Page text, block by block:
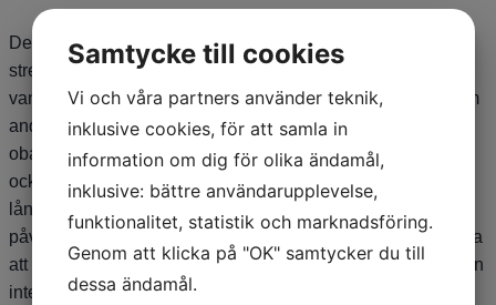
Det är inte helt lätt att ge ett enkelt svar på varför man är
stresskänslig, det viktigaste är att veta att detta är ett mycket
vanligt symtom vid Parkinson. Troligen beror det, precis som
andra parkinsonsymtom, på dopaminbrist, men också på
obalans hos andra signalämnen i hjärnan. Sedan kan det ju
också vara en reaktion på att man vet att man är lite
långsammare än tidigare och att man märker att stress kan
påverka rörligheten och ge allmänt dåligt mående. Det är bra
att förklara för omgivningen och myndigheterna att Parkinson
inte enbart ger motoriska symtom, utan också en del icke-
Samtycke till cookies
Vi och våra partners använder teknik,
inklusive cookies, för att samla in
information om dig för olika ändamål,
inklusive: bättre användarupplevelse,
funktionalitet, statistik och marknadsföring.
Genom att klicka på "OK" samtycker du till
dessa ändamål.